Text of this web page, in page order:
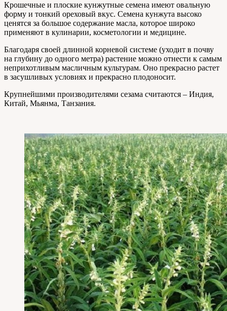
Крошечные и плоские кунжутные семена имеют овальную
форму и тонкий ореховый вкус. Семена кунжута высоко
ценятся за большое содержание масла, которое широко
применяют в кулинарии, косметологии и медицине.
Благодаря своей длинной корневой системе (уходит в почву
на глубину до одного метра) растение можно отнести к самым
неприхотливым масличным культурам. Оно прекрасно растет
в засушливых условиях и прекрасно плодоносит.
Крупнейшими производителями сезама считаются – Индия,
Китай, Мьянма, Танзания.